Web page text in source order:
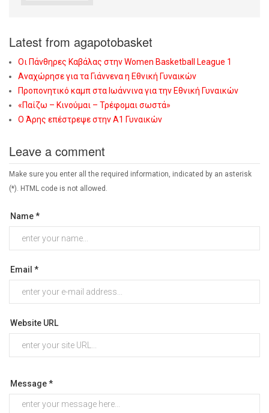
Latest from agapotobasket
Οι Πάνθηρες Καβάλας στην Women Basketball League 1
Αναχώρησε για τα Γιάννενα η Εθνική Γυναικών
Προπονητικό καμπ στα Ιωάννινα για την Εθνική Γυναικών
«Παίζω – Κινούμαι – Τρέφομαι σωστά»
Ο Άρης επέστρεψε στην Α1 Γυναικών
Leave a comment
Make sure you enter all the required information, indicated by an asterisk
(*). HTML code is not allowed.
Name *
Email *
Website URL
Message *